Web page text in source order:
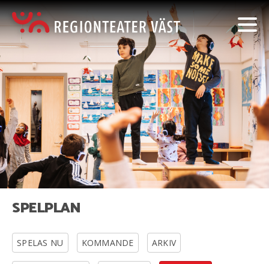
SPELPLAN
SPELAS NU KOMMANDE ARKIV